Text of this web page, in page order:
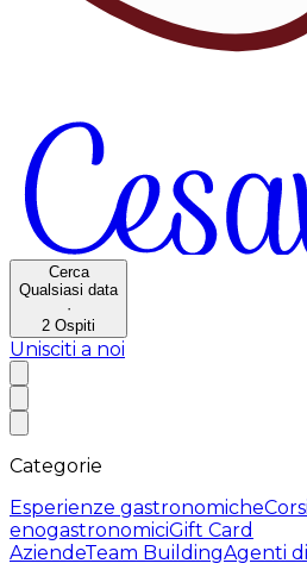
Cerca
Qualsiasi data
·
2 Ospiti
Unisciti a noi
Categorie
Esperienze gastronomiche
enogastronomiciGift Card
AziendeTeam BuildingAgenti